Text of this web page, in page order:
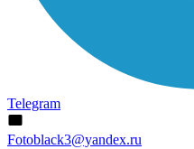
Telegram
Fotoblack3@yandex.ru